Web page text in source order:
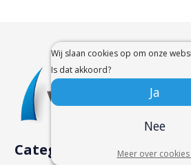
Categorieën
Wij slaan cookies op om onze
Is dat akkoord?
Ja
Nee
Meer over cookies